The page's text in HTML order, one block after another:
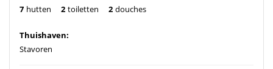
7 hutten 2 toiletten 2 douches
Thuishaven:
Stavoren